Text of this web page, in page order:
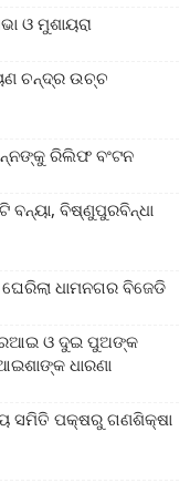
ଓ ମୁଶାୟରା
ଚନ୍ଦ୍ର ଉଚ୍ଚ
ରିଲିଫ ବଂଟନ
ବନ୍ୟା, ବିଷ୍ଣୁପୁରବିନ୍ଧା
ଧାମନଗର ବିଜେଡି
ଓ ଦୁଇ ପୁଅଙ୍କ
ଧାରଣା
ସମିତି ପକ୍ଷରୁ ଗଣଶିକ୍ଷା